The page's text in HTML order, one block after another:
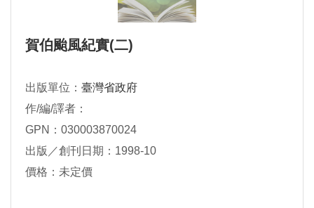
賀伯颱風紀實(二)
出版單位： 臺灣省政府
作/編/譯者：
GPN：030003870024
出版／創刊日期：1998-10
價格：未定價